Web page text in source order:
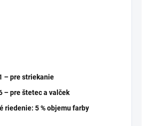
– pre striekanie
– pre štetec a valček
riedenie: 5 % objemu farby